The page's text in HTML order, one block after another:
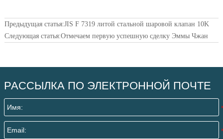
Предыдущая статья:JIS F 7319 литой стальной шаровой клапан 10K
Следующая статья:Отмечаем первую успешную сделку Эммы Чжан
РАССЫЛКА ПО ЭЛЕКТРОННОЙ ПОЧТЕ